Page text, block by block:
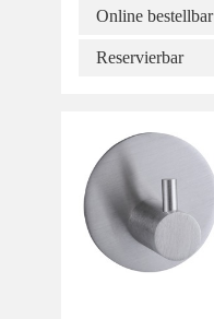
Online bestellbar
Reservierbar